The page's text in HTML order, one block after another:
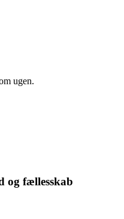
ugen.
og fællesskab